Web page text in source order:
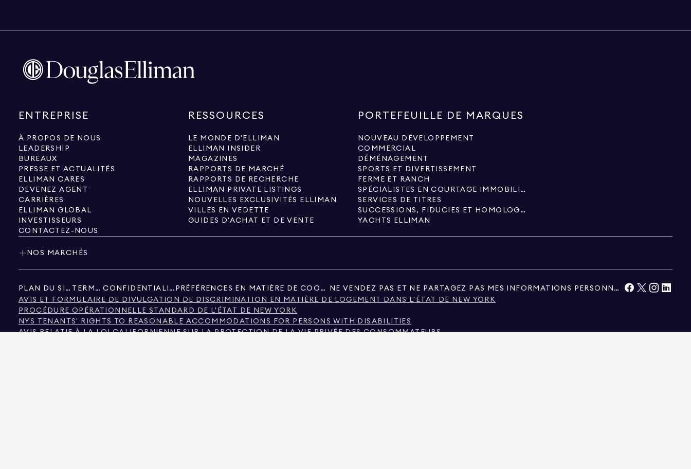
ENTREPRISE
À PROPOS DE NOUS
LEADERSHIP
BUREAUX
PRESSE ET ACTUALITÉS
ELLIMAN CARES
DEVENEZ AGENT
CARRIÈRES
ELLIMAN GLOBAL
INVESTISSEURS
CONTACTEZ-NOUS
RESSOURCES
LE MONDE D'ELLIMAN
ELLIMAN INSIDER
MAGAZINES
RAPPORTS DE MARCHÉ
RAPPORTS DE RECHERCHE
ELLIMAN PRIVATE LISTINGS
NOUVELLES EXCLUSIVITÉS ELLIMAN
VILLES EN VEDETTE
GUIDES D'ACHAT ET DE VENTE
PORTEFEUILLE DE MARQUES
NOUVEAU DÉVELOPPEMENT
COMMERCIAL
DÉMÉNAGEMENT
SPORTS ET DIVERTISSEMENT
FERME ET RANCH
SPÉCIALISTES EN COURTAGE IMMOBILIER
SERVICES DE TITRES
SUCCESSIONS, FIDUCIES ET HOMOLOGATIONS
YACHTS ELLIMAN
NOS MARCHÉS
PLAN DU SITE TERMES CONFIDENTIALITÉ PRÉFÉRENCES EN MATIÈRE DE COOKIES
NE VENDEZ PAS ET NE PARTAGEZ PAS MES INFORMATIONS PERSONNELLES.
AVIS ET FORMULAIRE DE DIVULGATION DE DISCRIMINATION EN MATIÈRE DE LOGEMENT DANS L'ÉTAT DE NEW YORK
PROCÉDURE OPÉRATIONNELLE STANDARD DE L'ÉTAT DE NEW YORK
NYS TENANTS' RIGHTS TO REASONABLE ACCOMMODATIONS FOR PERSONS WITH DISABILITIES
AVIS RELATIF À LA LOI CALIFORNIENNE SUR LA PROTECTION DE LA VIE PRIVÉE DES CONSOMMATEURS